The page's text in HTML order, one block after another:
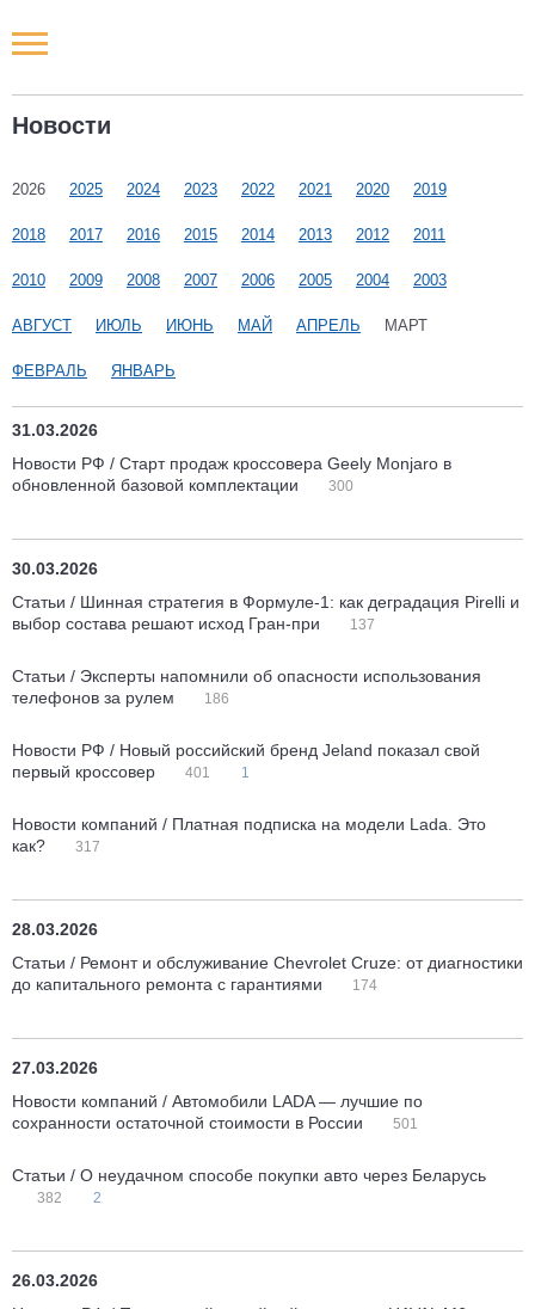
Новости
2026 2025 2024 2023 2022 2021 2020 2019
2018 2017 2016 2015 2014 2013 2012 2011
2010 2009 2008 2007 2006 2005 2004 2003
АВГУСТ ИЮЛЬ ИЮНЬ МАЙ АПРЕЛЬ МАРТ
ФЕВРАЛЬ ЯНВАРЬ
31.03.2026
Новости РФ / Cтарт продаж кроссовера Geely Monjaro в
обновленной базовой комплектации
300
30.03.2026
Статьи / Шинная стратегия в Формуле-1: как деградация Pirelli и
выбор состава решают исход Гран-при
137
Статьи / Эксперты напомнили об опасности использования
телефонов за рулем
186
Новости РФ / Новый российский бренд Jeland показал свой
первый кроссовер
401 1
Новости компаний / Платная подписка на модели Lada. Это
как?
317
28.03.2026
Статьи / Ремонт и обслуживание Chevrolet Cruze: от диагностики
до капитального ремонта с гарантиями
174
27.03.2026
Новости компаний / Автомобили LADA — лучшие по
сохранности остаточной стоимости в России
501
Статьи / О неудачном способе покупки авто через Беларусь
382 2
26.03.2026
Новости РФ
Наши мероприятия
Статьи